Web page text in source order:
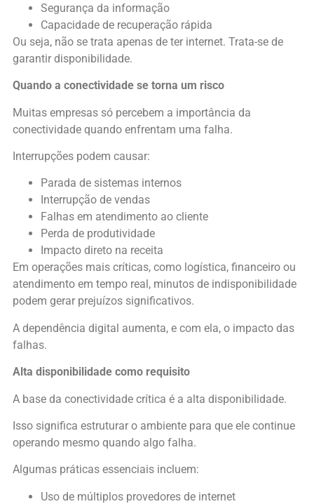
Segurança da informação
Capacidade de recuperação rápida
Ou seja, não se trata apenas de ter internet. Trata-se de
garantir disponibilidade.
Quando a conectividade se torna um risco
Muitas empresas só percebem a importância da
conectividade quando enfrentam uma falha.
Interrupções podem causar:
Parada de sistemas internos
Interrupção de vendas
Falhas em atendimento ao cliente
Perda de produtividade
Impacto direto na receita
Em operações mais críticas, como logística, financeiro ou
atendimento em tempo real, minutos de indisponibilidade
podem gerar prejuízos significativos.
A dependência digital aumenta, e com ela, o impacto das
falhas.
Alta disponibilidade como requisito
A base da conectividade crítica é a alta disponibilidade.
Isso significa estruturar o ambiente para que ele continue
operando mesmo quando algo falha.
Algumas práticas essenciais incluem:
Uso de múltiplos provedores de internet